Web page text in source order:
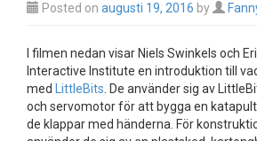
Posted on augusti 19, 2016 by
I filmen nedan visar Niels Swinkels och
Interactive Institute en introduktion till
med
LittleBits . De använder sig av
och servomotor för att bygga en
de klappar med händerna. För